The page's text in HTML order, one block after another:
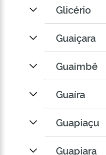
Glicério
Guaiçara
Guaimbê
Guaíra
Guapiaçu
Guapiara